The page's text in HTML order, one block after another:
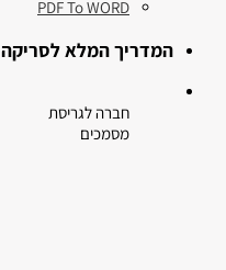
PDF To WORD
המדריך המלא לסריקה
חברה לגריסת
מסמכים